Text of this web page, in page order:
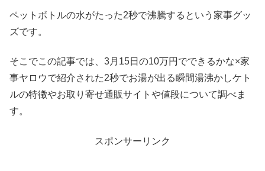
ペットボトルの水がたった2秒で沸騰するという家事グッ
ズです。
そこでこの記事では、3月15日の10万円でできるかな×家
事ヤロウで紹介された2秒でお湯が出る瞬間湯沸かしケト
ルの特徴やお取り寄せ通販サイトや値段について調べま
す。
スポンサーリンク